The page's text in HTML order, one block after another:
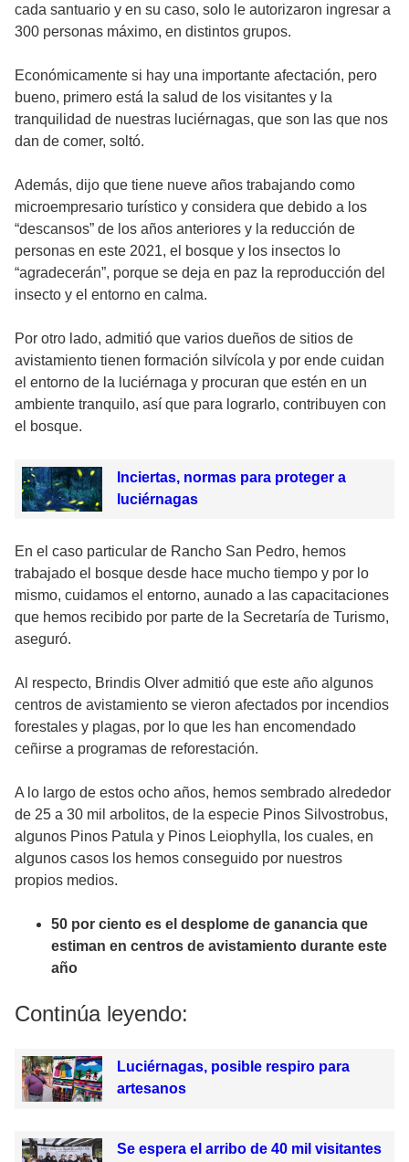
cada santuario y en su caso, solo le autorizaron ingresar a
300 personas máximo, en distintos grupos.
Económicamente si hay una importante afectación, pero
bueno, primero está la salud de los visitantes y la
tranquilidad de nuestras luciérnagas, que son las que nos
dan de comer, soltó.
Además, dijo que tiene nueve años trabajando como
microempresario turístico y considera que debido a los
“descansos” de los años anteriores y la reducción de
personas en este 2021, el bosque y los insectos lo
“agradecerán”, porque se deja en paz la reproducción del
insecto y el entorno en calma.
Por otro lado, admitió que varios dueños de sitios de
avistamiento tienen formación silvícola y por ende cuidan
el entorno de la luciérnaga y procuran que estén en un
ambiente tranquilo, así que para lograrlo, contribuyen con
el bosque.
Inciertas, normas para proteger a
luciérnagas
En el caso particular de Rancho San Pedro, hemos
trabajado el bosque desde hace mucho tiempo y por lo
mismo, cuidamos el entorno, aunado a las capacitaciones
que hemos recibido por parte de la Secretaría de Turismo,
aseguró.
Al respecto, Brindis Olver admitió que este año algunos
centros de avistamiento se vieron afectados por incendios
forestales y plagas, por lo que les han encomendado
ceñirse a programas de reforestación.
A lo largo de estos ocho años, hemos sembrado alrededor
de 25 a 30 mil arbolitos, de la especie Pinos Silvostrobus,
algunos Pinos Patula y Pinos Leiophylla, los cuales, en
algunos casos los hemos conseguido por nuestros
propios medios.
50 por ciento es el desplome de ganancia que
estiman en centros de avistamiento durante este
año
Continúa leyendo:
Luciérnagas, posible respiro para
artesanos
Se espera el arribo de 40 mil visitantes